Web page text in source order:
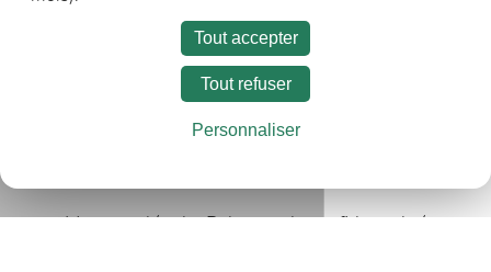
CarrièreEspace Presse
Recevoir les communications
Mentions légalesPolitique de confidentialité
Tout accepter
Tout refuser
Personnaliser